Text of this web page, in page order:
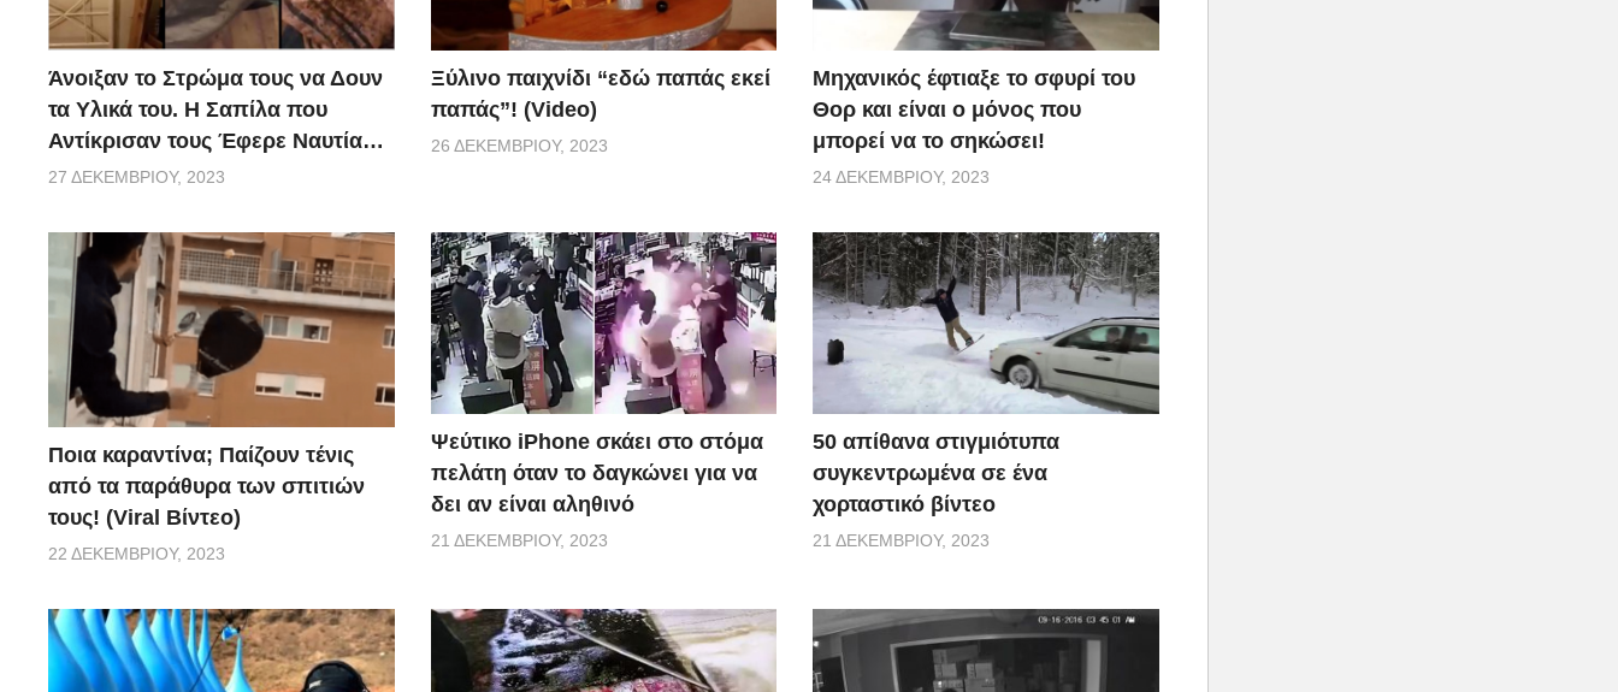
Άνοιξαν το Στρώμα τους να Δουν
τα Υλικά του. Η Σαπίλα που
Αντίκρισαν τους Έφερε Ναυτία…
27 ΔΕΚΕΜΒΡΊΟΥ, 2023
Ξύλινο παιχνίδι “εδώ παπάς εκεί
παπάς”! (Video)
26 ΔΕΚΕΜΒΡΊΟΥ, 2023
Μηχανικός έφτιαξε το σφυρί του
Θορ και είναι ο μόνος που
μπορεί να το σηκώσει!
24 ΔΕΚΕΜΒΡΊΟΥ, 2023
Ποια καραντίνα; Παίζουν τένις
από τα παράθυρα των σπιτιών
τους! (Viral Βίντεο)
22 ΔΕΚΕΜΒΡΊΟΥ, 2023
Ψεύτικο iPhone σκάει στο στόμα
πελάτη όταν το δαγκώνει για να
δει αν είναι αληθινό
21 ΔΕΚΕΜΒΡΊΟΥ, 2023
50 απίθανα στιγμιότυπα
συγκεντρωμένα σε ένα
χορταστικό βίντεο
21 ΔΕΚΕΜΒΡΊΟΥ, 2023